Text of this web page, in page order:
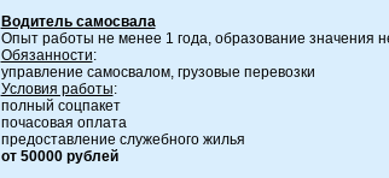
Водитель самосвала
Опыт работы не менее 1 года, образование значения
Обязанности:
управление самосвалом, грузовые перевозки
Условия работы:
полный соцпакет
почасовая оплата
предоставление служебного жилья
от 50000 рублей